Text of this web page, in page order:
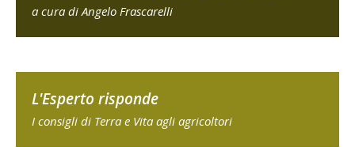
a cura di Angelo Frascarelli
L'Esperto risponde
I consigli di Terra e Vita agli agricoltori